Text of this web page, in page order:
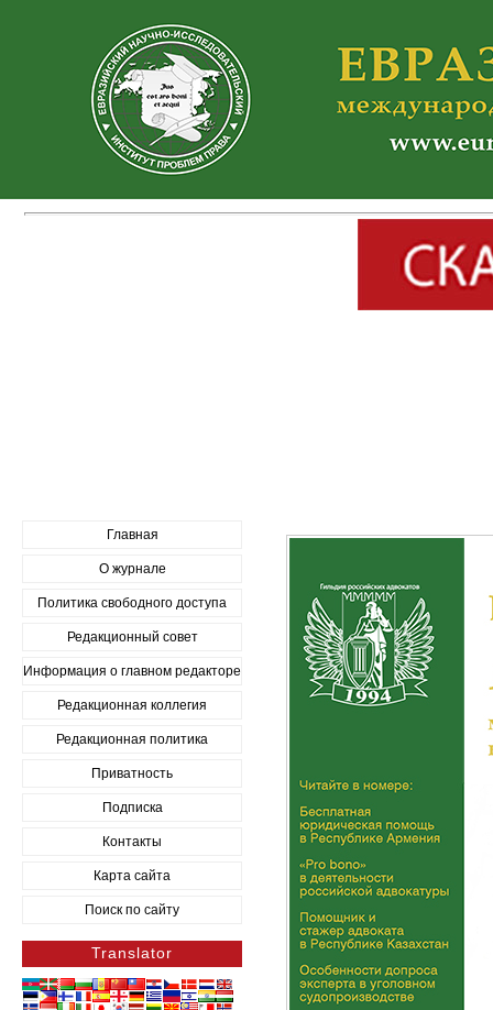
Главная
О журнале
Политика свободного доступа
Редакционный совет
Информация о главном редакторе
Редакционная коллегия
Редакционная политика
Приватность
Подписка
Контакты
Карта сайта
Поиск по сайту
Translator